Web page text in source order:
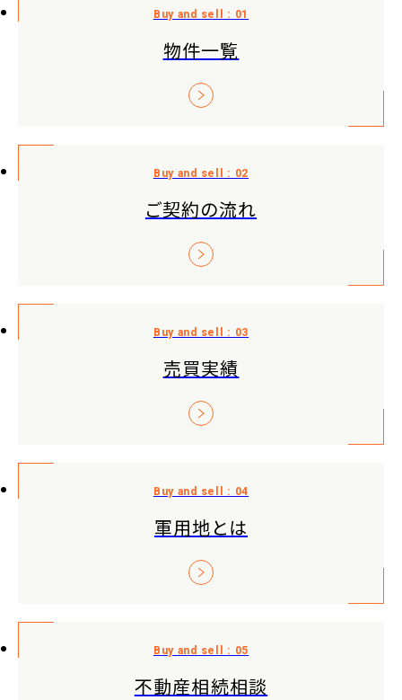
物件一覧
ご契約の流れ
売買実績
軍用地とは
不動産相続相談